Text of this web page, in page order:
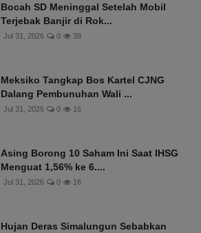
Bocah SD Meninggal Setelah Mobil
Terjebak Banjir di Rok...
Jul 31, 2026 0 39
Meksiko Tangkap Bos Kartel CJNG
Dalang Pembunuhan Wali ...
Jul 31, 2026 0 16
Asing Borong 10 Saham Ini Saat IHSG
Menguat 1,56% ke 6....
Jul 31, 2026 0 16
Hujan Deras Simalungun Sebabkan